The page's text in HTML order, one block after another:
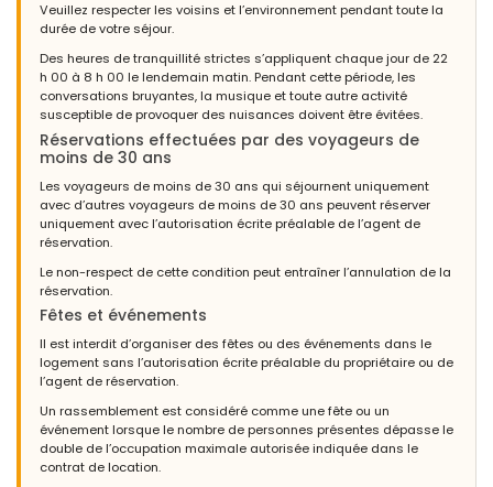
Veuillez respecter les voisins et l’environnement pendant toute la
durée de votre séjour.
Des heures de tranquillité strictes s’appliquent chaque jour de 22
h 00 à 8 h 00 le lendemain matin. Pendant cette période, les
conversations bruyantes, la musique et toute autre activité
susceptible de provoquer des nuisances doivent être évitées.
Réservations effectuées par des voyageurs de
moins de 30 ans
Les voyageurs de moins de 30 ans qui séjournent uniquement
avec d’autres voyageurs de moins de 30 ans peuvent réserver
uniquement avec l’autorisation écrite préalable de l’agent de
réservation.
Le non-respect de cette condition peut entraîner l’annulation de la
réservation.
Fêtes et événements
Il est interdit d’organiser des fêtes ou des événements dans le
logement sans l’autorisation écrite préalable du propriétaire ou de
l’agent de réservation.
Un rassemblement est considéré comme une fête ou un
événement lorsque le nombre de personnes présentes dépasse le
double de l’occupation maximale autorisée indiquée dans le
contrat de location.